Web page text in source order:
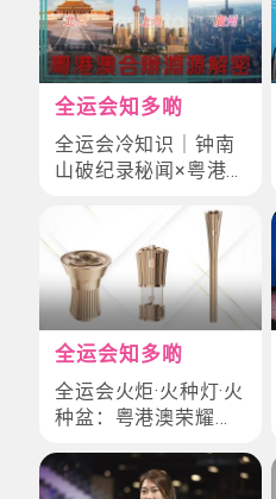
全运会知多啲
全运会冷知识｜钟南
山破纪录秘闻×粤港
赛场3大趣味故事
全运会知多啲
全运会火炬·火种灯·火
种盆：粤港澳荣耀设